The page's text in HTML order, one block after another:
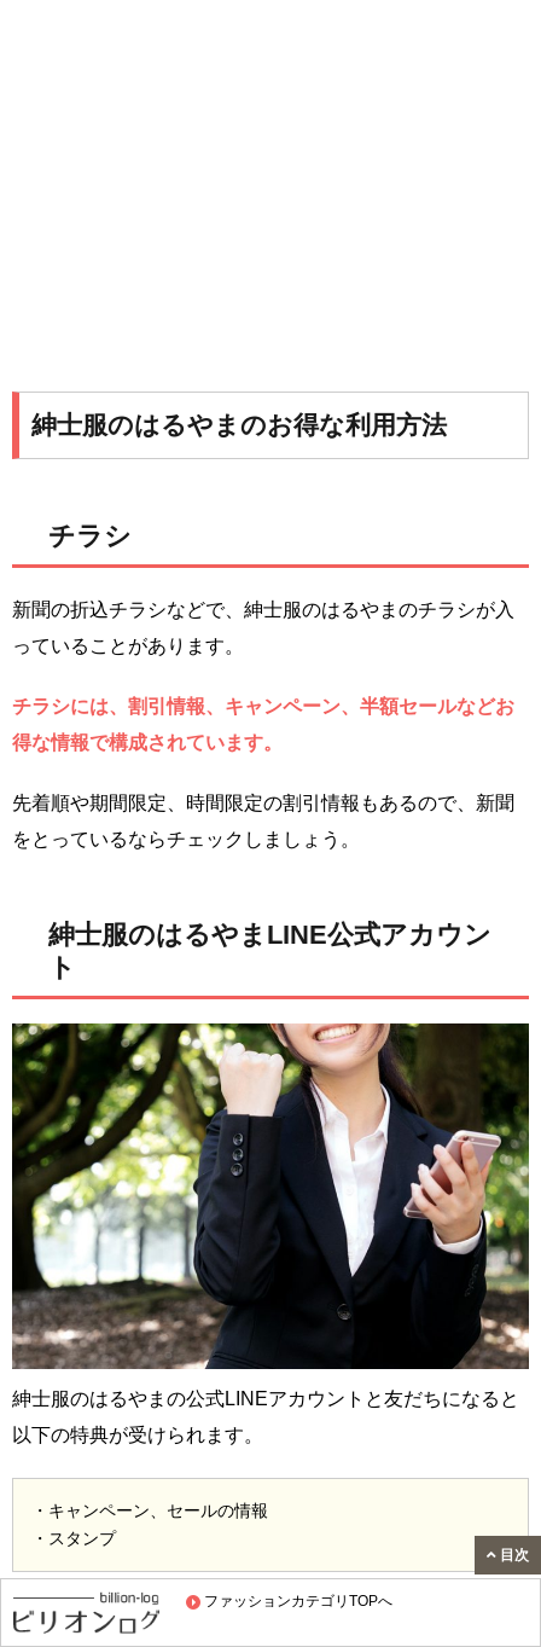
ファッションカテゴリTOPへ
紳士服のはるやまのお得な利用方法
チラシ
新聞の折込チラシなどで、紳士服のはるやまのチラシが入
っていることがあります。
チラシには、割引情報、キャンペーン、半額セールなどお
得な情報で構成されています。
先着順や期間限定、時間限定の割引情報もあるので、新聞
をとっているならチェックしましょう。
紳士服のはるやまLINE公式アカウン
ト
紳士服のはるやまの公式LINEアカウントと友だちになると
以下の特典が受けられます。
・キャンペーン、セールの情報
・スタンプ
友だち登録の方法など、詳しくは 紳士服のはるやま公式サ
目次